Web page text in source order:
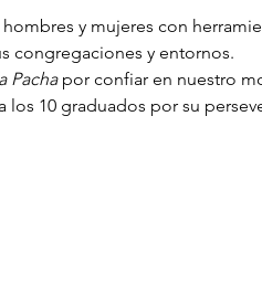
y mujeres con
congregaciones y entornos.
Pacha por confiar en nuestro
10 graduados por su